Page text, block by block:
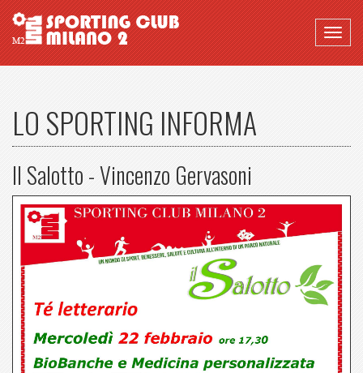
LO SPORTING INFORMA
Il Salotto - Vincenzo Gervasoni